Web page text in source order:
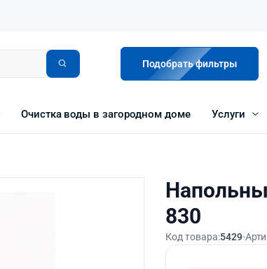
Подобрать фильтры
Очистка воды в загородном доме Услуги
830
Код товара:5429